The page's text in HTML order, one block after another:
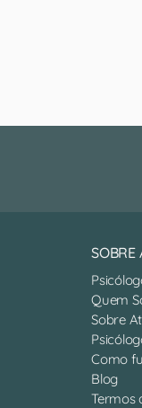
SOBRE
Quem
Sobre
Como
Blog
Termos